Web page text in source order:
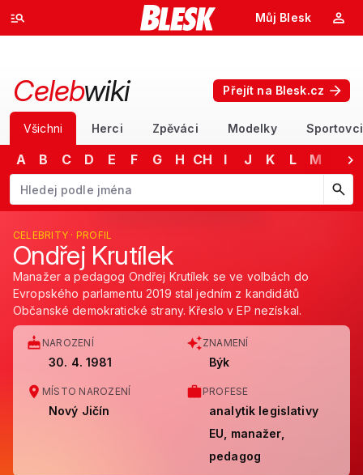
Můj Blesk
Celebwiki Přejít na Blesk.cz
Všichni Herci Zpěváci Modelky Sportovci
A B C D E F G H CH I J K L M
Začněte psát jméno. Šipkami dolů a nahoru procházejte návrhy,
CELEBRITY · PROFIL
Ondřej Krutílek
Manažer a pedagog Ondřej Krutílek se ve volbách do
Evropského parlamentu 2019 stal jedním z kandidátů
Občanské demokratické strany. Křeslo v EP nezískal.
NAROZENÍ
30. 4. 1981
ZNAMENÍ
Býk
MÍSTO NAROZENÍ
Nový Jičín
PROFESE
analytik legislativy
EU, manažer,
pedagog